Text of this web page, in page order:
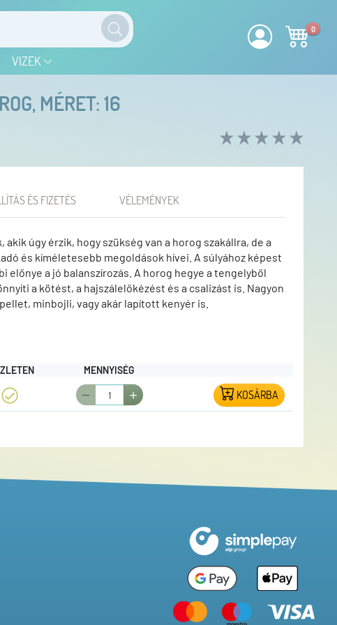
VIZEK
0
MÉRET: 16
ÉS FIZETÉS VÉLEMÉNYEK
akik úgy érzik, hogy szükség van a horog szakállra, de a
és kíméletesebb megoldások hívei. A súlyához képest
előnye a jó balanszírozás. A horog hegye a tengelyből
a kötést, a hajszálelőkézést és a csalizást is. Nagyon
minbojli, vagy akár lapított kenyér is.
MENNYISÉG
KOSÁRBA